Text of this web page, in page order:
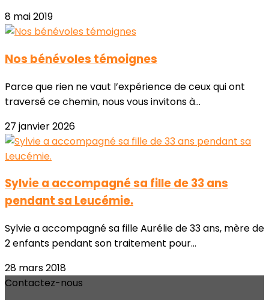
8 mai 2019
Nos bénévoles témoignes
Parce que rien ne vaut l’expérience de ceux qui ont
traversé ce chemin, nous vous invitons à...
27 janvier 2026
Sylvie a accompagné sa fille de 33 ans
pendant sa Leucémie.
Sylvie a accompagné sa fille Aurélie de 33 ans, mère de
2 enfants pendant son traitement pour...
28 mars 2018
Contactez-nous